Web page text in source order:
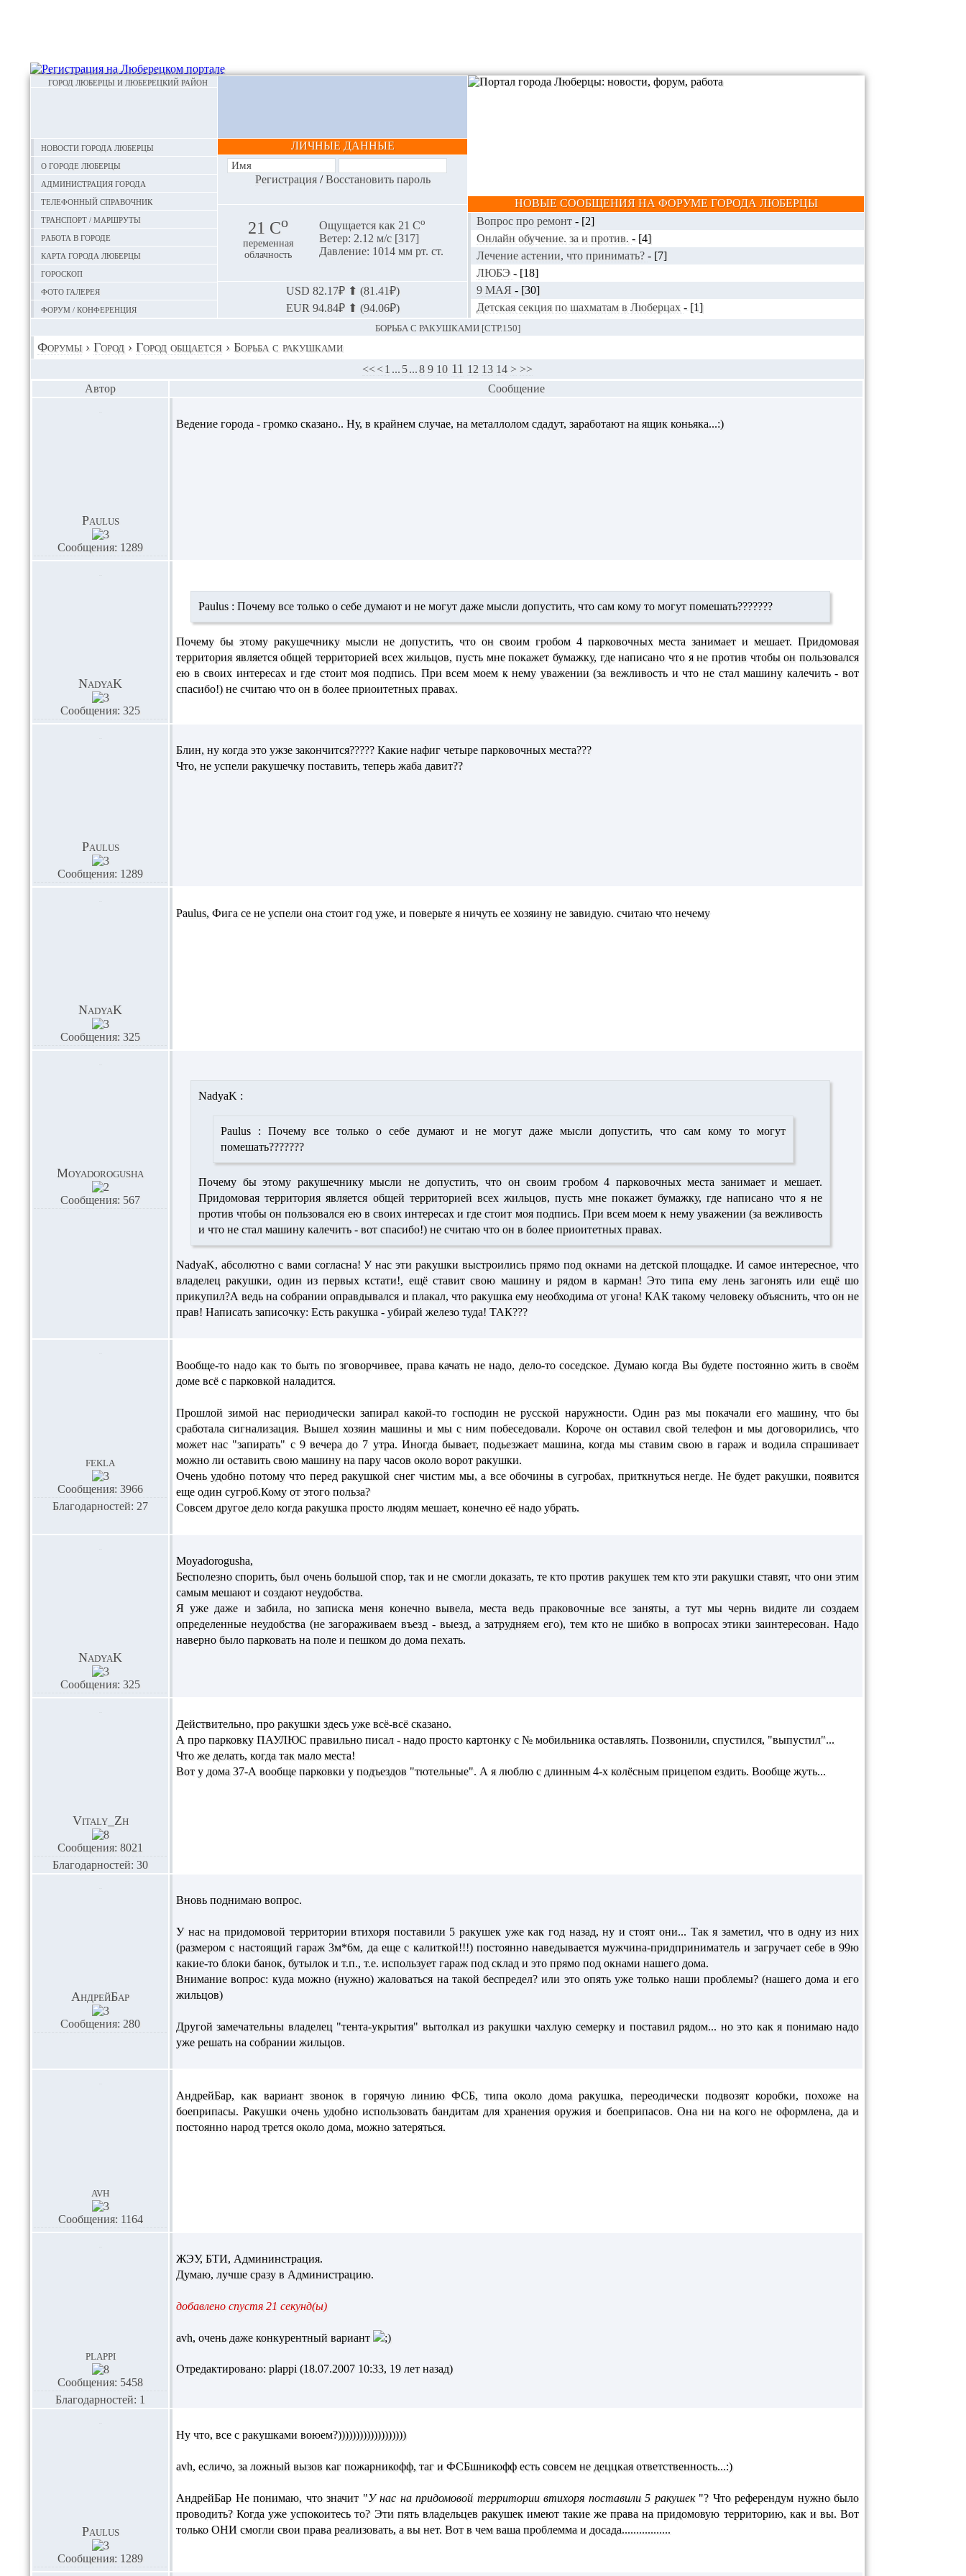
ГОРОД ЛЮБЕРЦЫ И ЛЮБЕРЕЦКИЙ РАЙОН
Новости города Люберцы
О городе Люберцы
Администрация города
Телефонный справочник
Транспорт / маршруты
Работа в городе
Карта города Люберцы
Гороскоп
Фото галерея
Форум / конференция
ЛИЧНЫЕ ДАННЫЕ
Регистрация/Восстановить пароль
21 Сo
переменная
облачность
Ощущается как 21 Сo
Ветер: 2.12 м/с [317]
Давление: 1014 мм рт. ст.
USD 82.17₽ ⬆ (81.41₽)
EUR 94.84₽ ⬆ (94.06₽)
НОВЫЕ СООБЩЕНИЯ НА ФОРУМЕ ГОРОДА ЛЮБЕРЦЫ
Вопрос про ремонт - [2]
Онлайн обучение. за и против. - [4]
Лечение астении, что принимать? - [7]
ЛЮБЭ - [18]
9 МАЯ - [30]
Детская секция по шахматам в Люберцах - [1]
БОРЬБА С РАКУШКАМИ [СТР.150]
Форумы › Город › Город общается › Борьба с ракушками
<<<1 ... 5...8 9 10 11 12 13 14 > >>
Автор
Сообщение
Paulus
Сообщения: 1289
Ведение города - громко сказано.. Ну, в крайнем случае, на металлолом сдадут, заработают на ящик коньяка...:)
NadyaK
Сообщения: 325
Paulus : Почему все только о себе думают и не могут даже мысли допустить, что сам кому то могут помешать???????
Почему бы этому ракушечнику мысли не допустить, что он своим гробом 4 парковочных места занимает и мешает. Придомовая
территория является общей территорией всех жильцов, пусть мне покажет бумажку, где написано что я не против чтобы он пользовался
ею в своих интересах и где стоит моя подпись. При всем моем к нему уважении (за вежливость и что не стал машину калечить - вот
спасибо!) не считаю что он в более приоитетных правах.
Paulus
Сообщения: 1289
Блин, ну когда это ужзе закончится????? Какие нафиг четыре парковочных места???
Что, не успели ракушечку поставить, теперь жаба давит??
NadyaK
Сообщения: 325
Paulus, Фига се не успели она стоит год уже, и поверьте я ничуть ее хозяину не завидую. считаю что нечему
Moyadorogusha
Сообщения: 567
NadyaK :
Paulus : Почему все только о себе думают и не могут даже мысли допустить, что сам кому то могут
помешать???????
Почему бы этому ракушечнику мысли не допустить, что он своим гробом 4 парковочных места занимает и мешает.
Придомовая территория является общей территорией всех жильцов, пусть мне покажет бумажку, где написано что я не
против чтобы он пользовался ею в своих интересах и где стоит моя подпись. При всем моем к нему уважении (за вежливость
и что не стал машину калечить - вот спасибо!) не считаю что он в более приоитетных правах.
NadyaK, абсолютно с вами согласна! У нас эти ракушки выстроились прямо под окнами на детской площадке. И самое интересное, что
владелец ракушки, один из первых кстати!, ещё ставит свою машину и рядом в карман! Это типа ему лень загонять или ещё шо
прикупил?А ведь на собрании оправдывался и плакал, что ракушка ему необходима от угона! КАК такому человеку объяснить, что он не
прав! Написать записочку: Есть ракушка - убирай железо туда! ТАК???
fekla
Сообщения: 3966
Благодарностей: 27
Вообще-то надо как то быть по зговорчивее, права качать не надо, дело-то соседское. Думаю когда Вы будете постоянно жить в своём
доме всё с парковкой наладится.
Прошлой зимой нас периодически запирал какой-то господин не русской наружности. Один раз мы покачали его машину, что бы
сработала сигнализация. Вышел хозяин машины и мы с ним побеседовали. Короче он оставил свой телефон и мы договорились, что
может нас "запирать" с 9 вечера до 7 утра. Иногда бывает, подьезжает машина, когда мы ставим свою в гараж и водила спрашивает
можно ли оставить свою машину на пару часов около ворот ракушки.
Очень удобно потому что перед ракушкой снег чистим мы, а все обочины в сугробах, приткнуться негде. Не будет ракушки, появится
еще один сугроб.Кому от этого польза?
Совсем другое дело когда ракушка просто людям мешает, конечно её надо убрать.
NadyaK
Сообщения: 325
Moyadorogusha,
Бесполезно спорить, был очень большой спор, так и не смогли доказать, те кто против ракушек тем кто эти ракушки ставят, что они этим
самым мешают и создают неудобства.
Я уже даже и забила, но записка меня конечно вывела, места ведь праковочные все заняты, а тут мы чернь видите ли создаем
определенные неудобства (не загораживаем въезд - выезд, а затрудняем его), тем кто не шибко в вопросах этики заинтересован. Надо
наверно было парковать на поле и пешком до дома пехать.
Vitaly_Zh
Сообщения: 8021
Благодарностей: 30
Действительно, про ракушки здесь уже всё-всё сказано.
А про парковку ПАУЛЮС правильно писал - надо просто картонку с № мобильника оставлять. Позвонили, спустился, "выпустил"...
Что же делать, когда так мало места!
Вот у дома 37-А вообще парковки у подъездов "тютельные". А я люблю с длинным 4-х колёсным прицепом ездить. Вообще жуть...
АндрейБар
Сообщения: 280
Вновь поднимаю вопрос.
У нас на придомовой территории втихоря поставили 5 ракушек уже как год назад, ну и стоят они... Так я заметил, что в одну из них
(размером с настоящий гараж 3м*6м, да еще с калиткой!!!) постоянно наведывается мужчина-придприниматель и загручает себе в 99ю
какие-то блоки банок, бутылок и т.п., т.е. использует гараж под склад и это прямо под окнами нашего дома.
Внимание вопрос: куда можно (нужно) жаловаться на такой беспредел? или это опять уже только наши проблемы? (нашего дома и его
жильцов)
Другой замечательны владелец "тента-укрытия" вытолкал из ракушки чахлую семерку и поставил рядом... но это как я понимаю надо
уже решать на собрании жильцов.
avh
Сообщения: 1164
АндрейБар,как вариант звонок в горячую линию ФСБ, типа около дома ракушка, переодически подвозят коробки, похоже на
боеприпасы. Ракушки очень удобно использовать бандитам для хранения оружия и боеприпасов. Она ни на кого не оформлена, да и
постоянно народ трется около дома, можно затеряться.
plappi
Сообщения: 5458
Благодарностей: 1
ЖЭУ, БТИ, Админинстрация.
Думаю, лучше сразу в Администрацию.
добавлено спустя 21 секунд(ы)
avh, очень даже конкурентный вариант
Отредактировано: plappi (18.07.2007 10:33, 19 лет назад)
Paulus
Сообщения: 1289
Ну что, все с ракушками воюем?)))))))))))))))))))
avh, есличо, за ложный вызов каг пожарникофф, таг и ФСБшникофф есть совсем не деццкая ответственность...:)
АндрейБар Не понимаю, что значит "У нас на придомовой территории втихоря поставили 5 ракушек "? Что референдум нужно было
проводить? Когда уже успокоитесь то? Эти пять владельцев ракушек имеют такие же права на придомовую территорию, как и вы. Вот
только ОНИ смогли свои права реализовать, а вы нет. Вот в чем ваша проблемма и досада.................